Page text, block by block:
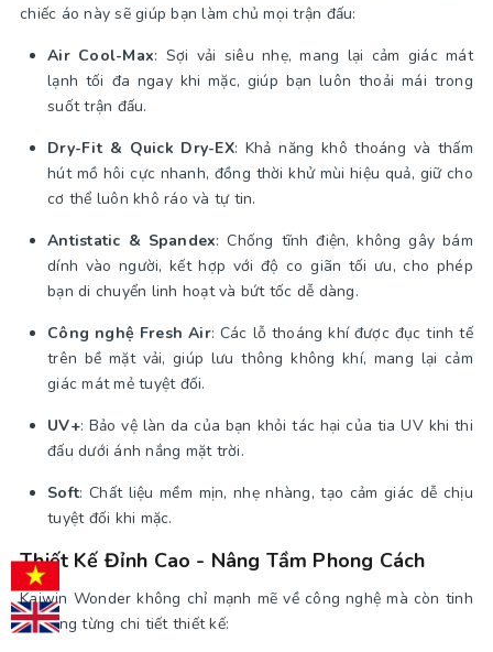
chiếc áo này sẽ giúp bạn làm chủ mọi trận đấu:
Air Cool-Max: Sợi vải siêu nhẹ, mang lại cảm giác mát
lạnh tối đa ngay khi mặc, giúp bạn luôn thoải mái trong
suốt trận đấu.
Dry-Fit & Quick Dry-EX: Khả năng khô thoáng và thấm
hút mồ hôi cực nhanh, đồng thời khử mùi hiệu quả, giữ cho
cơ thể luôn khô ráo và tự tin.
Antistatic & Spandex: Chống tĩnh điện, không gây bám
dính vào người, kết hợp với độ co giãn tối ưu, cho phép
bạn di chuyển linh hoạt và bứt tốc dễ dàng.
Công nghệ Fresh Air: Các lỗ thoáng khí được đục tinh tế
trên bề mặt vải, giúp lưu thông không khí, mang lại cảm
giác mát mẻ tuyệt đối.
UV+: Bảo vệ làn da của bạn khỏi tác hại của tia UV khi thi
đấu dưới ánh nắng mặt trời.
Soft: Chất liệu mềm mịn, nhẹ nhàng, tạo cảm giác dễ chịu
tuyệt đối khi mặc.
Thiết Kế Đỉnh Cao - Nâng Tầm Phong Cách
Kaiwin Wonder không chỉ mạnh mẽ về công nghệ mà còn tinh
tế trong từng chi tiết thiết kế: